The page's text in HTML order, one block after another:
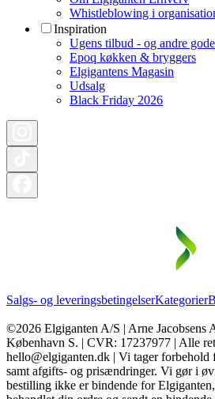
Whistleblowing i
Inspiration
Ugens tilbud - og andre
Epoq køkken & bryggers
Elgigantens Magasin
Udsalg
Black Friday 2026
Salgs- og leveringsbetingelserKategorier
©2026 Elgiganten A/S | Arne Jacobsens
København S. | CVR: 17237977 | Alle
hello@elgiganten.dk | Vi tager
samt afgifts- og prisændringer. Vi gør i
bestilling ikke er bindende for